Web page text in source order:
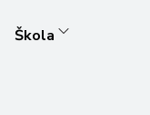
Škola